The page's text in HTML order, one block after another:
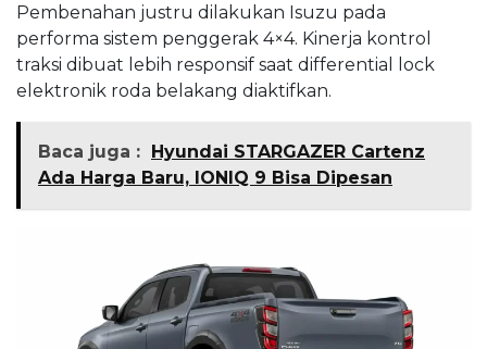
Pembenahan justru dilakukan Isuzu pada
performa sistem penggerak 4×4. Kinerja kontrol
traksi dibuat lebih responsif saat differential lock
elektronik roda belakang diaktifkan.
Baca juga : Hyundai STARGAZER Cartenz
Ada Harga Baru, IONIQ 9 Bisa Dipesan